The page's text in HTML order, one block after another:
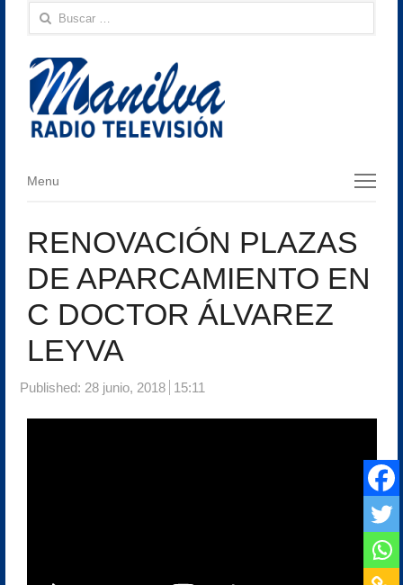
Buscar:
Menu
Menu
RENOVACIÓN PLAZAS
DE APARCAMIENTO EN
C DOCTOR ÁLVAREZ
LEYVA
Published: 28 junio, 2018 15:11